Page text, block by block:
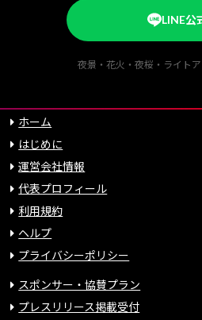
LINE公
夜景・花火・夜桜・ライト
ホーム
はじめに
運営会社情報
代表プロフィール
利用規約
ヘルプ
プライバシーポリシー
スポンサー・協賛プラン
プレスリリース掲載受付